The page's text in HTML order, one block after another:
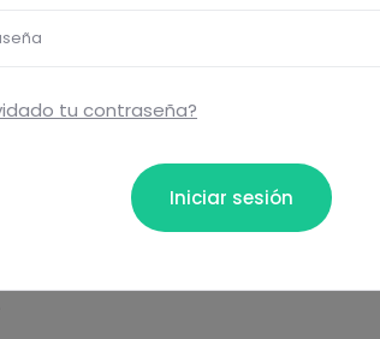
tu contraseña?
Iniciar sesión